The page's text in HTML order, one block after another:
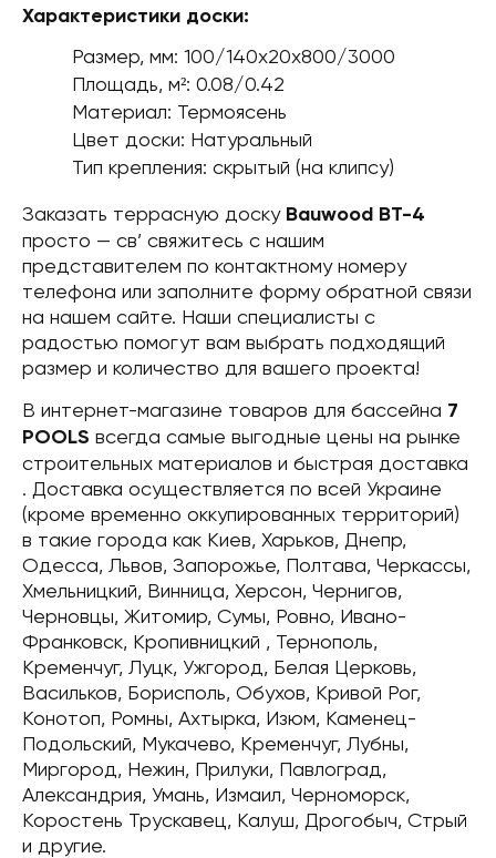
Характеристики доски:
Размер, мм: 100/140х20х800/3000
Площадь, м²: 0.08/0.42
Материал: Термоясень
Цвет доски: Натуральный
Тип крепления: скрытый (на клипсу)
Заказать террасную доску Bauwood BT-4
просто — св’ свяжитесь с нашим
представителем по контактному номеру
телефона или заполните форму обратной связи
на нашем сайте. Наши специалисты с
радостью помогут вам выбрать подходящий
размер и количество для вашего проекта!
В интернет-магазине товаров для бассейна 7
POOLS всегда самые выгодные цены на рынке
строительных материалов и быстрая доставка
. Доставка осуществляется по всей Украине
(кроме временно оккупированных территорий)
в такие города как Киев, Харьков, Днепр,
Одесса, Львов, Запорожье, Полтава, Черкассы,
Хмельницкий, Винница, Херсон, Чернигов,
Черновцы, Житомир, Сумы, Ровно, Ивано-
Франковск, Кропивницкий , Тернополь,
Кременчуг, Луцк, Ужгород, Белая Церковь,
Васильков, Борисполь, Обухов, Кривой Рог,
Конотоп, Ромны, Ахтырка, Изюм, Каменец-
Подольский, Мукачево, Кременчуг, Лубны,
Миргород, Нежин, Прилуки, Павлоград,
Александрия, Умань, Измаил, Черноморск,
Коростень Трускавец, Калуш, Дрогобыч, Стрый
и другие.